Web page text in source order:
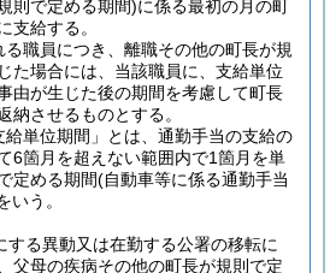
則で定める期間)に係る最初の月の町
支給する。
職員につき、離職その他の町長が規
た場合には、当該職員に、支給単位
由が生じた後の期間を考慮して町長
納させるものとする。
給単位期間」とは、通勤手当の支給の
6箇月を超えない範囲内で1箇月を単
定める期間(自動車等に係る通勤手当
いう。
する異動又は在勤する公署の移転に
父母の疾病その他の町長が規則で定